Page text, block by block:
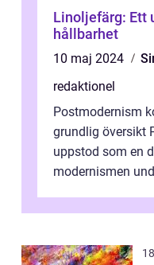
Linoljefärg: Ett
hållbarhet
10 maj 2024
redaktionel
Postmodernism
grundlig översikt
uppstod som en
modernismen
...